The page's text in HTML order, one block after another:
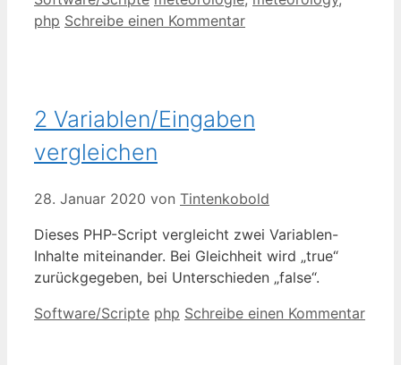
php Schreibe einen Kommentar
2 Variablen/Eingaben
vergleichen
28. Januar 2020 von Tintenkobold
Dieses PHP-Script vergleicht zwei Variablen-
Inhalte miteinander. Bei Gleichheit wird „true“
zurückgegeben, bei Unterschieden „false“.
Kategorien
Software/Scripte Schlagwörter
php Schreibe einen Kommentar